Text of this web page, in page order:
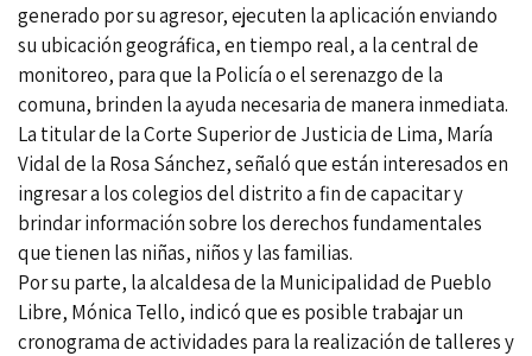
generado por su agresor, ejecuten la aplicación enviando
su ubicación geográfica, en tiempo real, a la central de
monitoreo, para que la Policía o el serenazgo de la
comuna, brinden la ayuda necesaria de manera inmediata.
La titular de la Corte Superior de Justicia de Lima, María
Vidal de la Rosa Sánchez, señaló que están interesados en
ingresar a los colegios del distrito a fin de capacitar y
brindar información sobre los derechos fundamentales
que tienen las niñas, niños y las familias.
Por su parte, la alcaldesa de la Municipalidad de Pueblo
Libre, Mónica Tello, indicó que es posible trabajar un
cronograma de actividades para la realización de talleres y